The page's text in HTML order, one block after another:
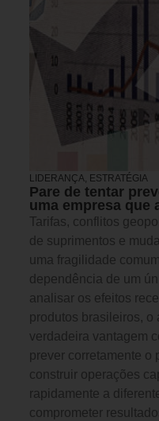
LIDERANÇA, ESTRATÉGIA
Pare de tentar
uma empresa que
Tarifas, conflitos
de suprimentos e
uma fragilidade
dependência de um
analisar os efeitos
produtos brasileiros, o
verdadeira vantagem
prever corretamente o
construir operações
rapidamente a
comprometer